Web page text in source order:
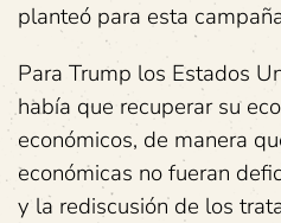
planteó para esta
Para Trump los Estados
había que recuperar su
económicos, de manera
económicas no fueran
y la rediscusión de los